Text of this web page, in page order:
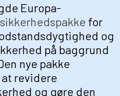
Europa-
for
og
på baggrund
nye pakke
revidere
og gøre den